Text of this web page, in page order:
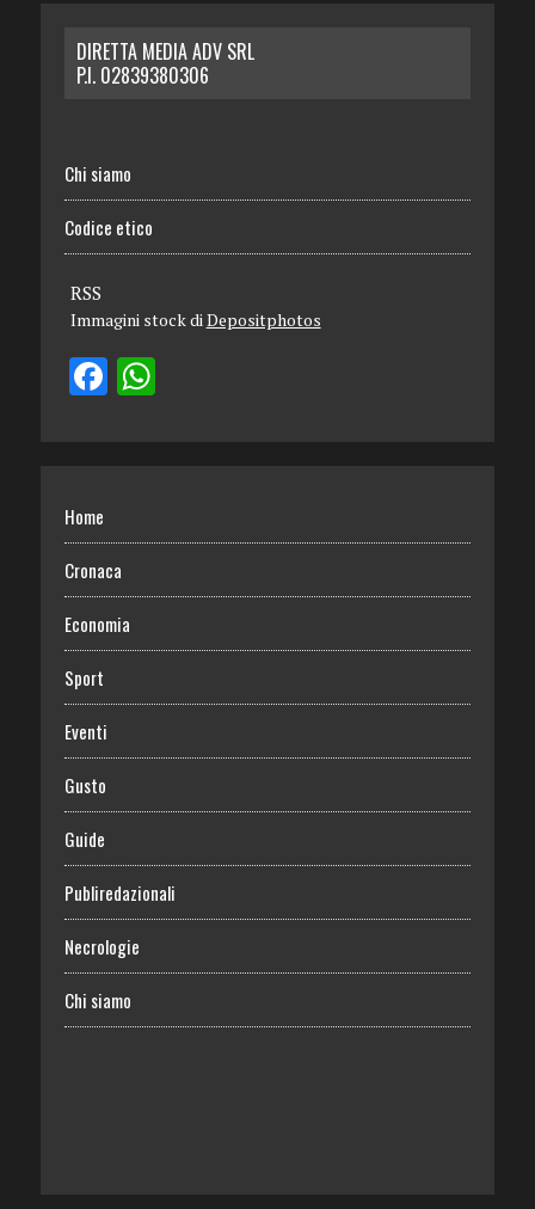
DIRETTA MEDIA ADV SRL
P.I. 02839380306
Chi siamo
Codice etico
RSS
Immagini stock di Depositphotos
Home
Cronaca
Economia
Sport
Eventi
Gusto
Guide
Publiredazionali
Necrologie
Chi siamo